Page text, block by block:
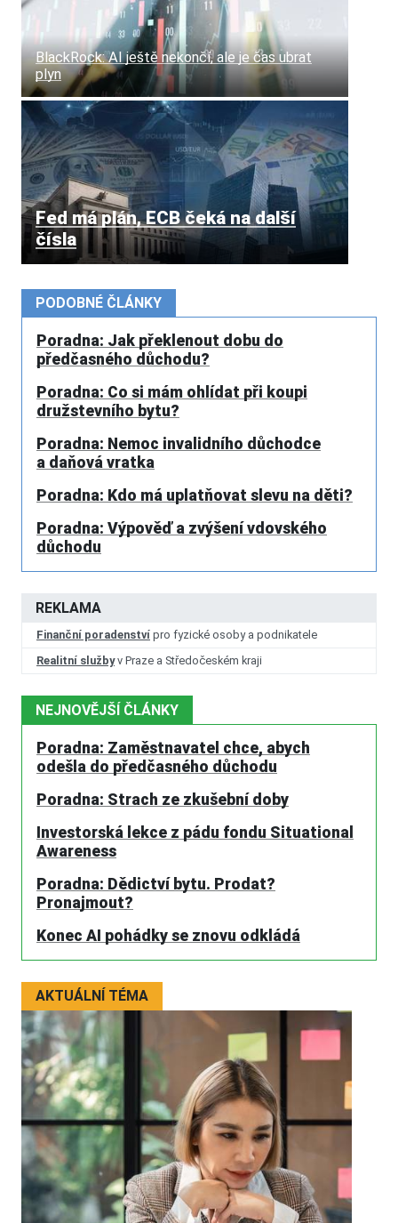
BlackRock: AI ještě nekončí, ale je čas ubrat
plyn
Fed má plán, ECB čeká na další
čísla
REKLAMA
Finanční poradenství pro fyzické osoby a podnikatele
Realitní službyv Praze a Středočeském kraji
NEJNOVĚJŠÍ ČLÁNKY
Poradna: Zaměstnavatel chce, abych
odešla do předčasného důchodu
Poradna: Strach ze zkušební doby
Investorská lekce z pádu fondu Situational
Awareness
Poradna: Dědictví bytu. Prodat?
Pronajmout?
Konec AI pohádky se znovu odkládá
AKTUÁLNÍ TÉMA
PODOBNÉ ČLÁNKY
Poradna: Jak překlenout dobu do
předčasného důchodu?
Poradna: Co si mám ohlídat při koupi
družstevního bytu?
Poradna: Nemoc invalidního důchodce
a daňová vratka
Poradna: Kdo má uplatňovat slevu na děti?
Poradna: Výpověď a zvýšení vdovského
důchodu